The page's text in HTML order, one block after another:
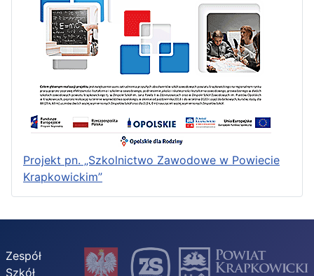
Projekt pn. „Szkolnictwo Zawodowe w Powiecie
Krapkowickim”
Zespół
Szkół